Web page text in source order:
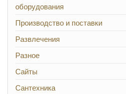
оборудования
Производство и поставки
Развлечения
Разное
Сайты
Сантехника